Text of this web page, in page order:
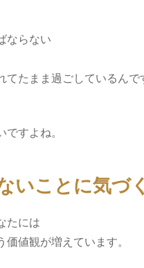
ならない
てたまま過ごしているんで
ですよね。
いことに気づ
たには
価値観が増えています。